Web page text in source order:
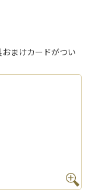
まけカードがつい